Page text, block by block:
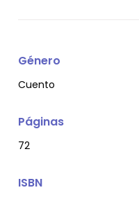
Género
Cuento
Páginas
72
ISBN